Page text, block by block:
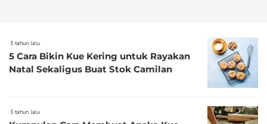
3 tahun lalu
5 Cara Bikin Kue Kering untuk Rayakan
Natal Sekaligus Buat Stok Camilan
3 tahun lalu